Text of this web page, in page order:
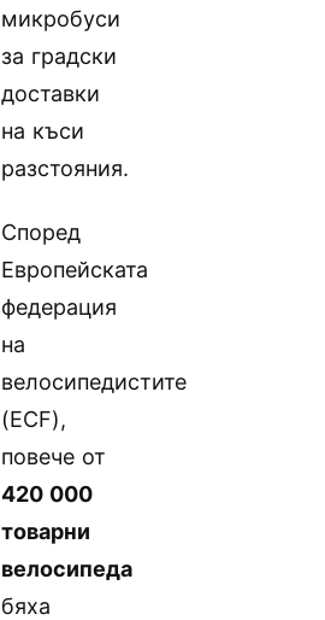
микробуси
за градски
доставки
на къси
разстояния.
Според
Европейската
федерация
на
велосипедистите
(ECF),
повече от
420 000
товарни
велосипеда
бяха